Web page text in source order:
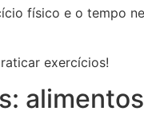
físico e o tempo
exercícios!